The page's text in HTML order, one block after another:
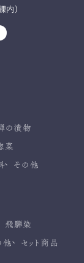
内）
の漬物
菜
その他
飛騨染
他 セット商品